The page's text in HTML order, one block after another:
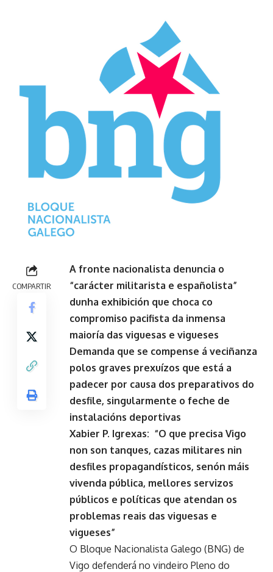
COMPARTIR
A fronte nacionalista denuncia o
“carácter militarista e españolista”
dunha exhibición que choca co
compromiso pacifista da inmensa
maioría das viguesas e vigueses
Demanda que se compense á veciñanza
polos graves prexuízos que está a
padecer por causa dos preparativos do
desfile, singularmente o feche de
instalacións deportivas
Xabier P. Igrexas: “O que precisa Vigo
non son tanques, cazas militares nin
desfiles propagandísticos, senón máis
vivenda pública, mellores servizos
públicos e políticas que atendan os
problemas reais das viguesas e
vigueses”
O Bloque Nacionalista Galego (BNG) de
Vigo defenderá no vindeiro Pleno do